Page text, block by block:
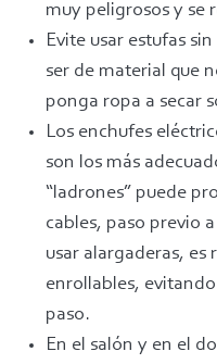
muy peligrosos y se
Evite usar estufas
ser de material que
ponga ropa a secar
Los enchufes
son los más
“ladrones” puede
cables, paso previo
usar alargaderas,
enrollables,
paso.
En el salón y en el